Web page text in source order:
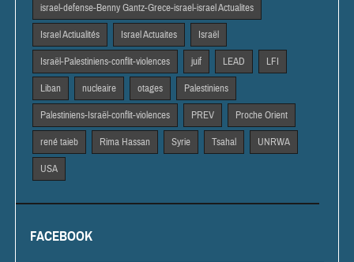
israel-defense-Benny Gantz-Grece-israel-israel Actualites
Israel Actiualités Israel Actuaites Israël
Israël-Palestiniens-conflit-violences juif LEAD LFI
Liban nucleaire otages Palestiniens
Palestiniens-Israël-conflit-violences PREV Proche Orient
rené taieb Rima Hassan Syrie Tsahal UNRWA
USA
FACEBOOK